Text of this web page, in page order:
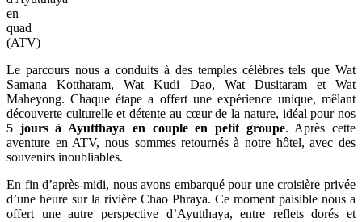
en
quad
(ATV)
Le parcours nous a conduits à des temples célèbres tels que Wat
Samana Kottharam, Wat Kudi Dao, Wat Dusitaram et Wat
Maheyong. Chaque étape a offert une expérience unique, mêlant
découverte culturelle et détente au cœur de la nature, idéal pour nos
5 jours à Ayutthaya en couple en petit groupe. Après cette
aventure en ATV, nous sommes retournés à notre hôtel, avec des
souvenirs inoubliables.
En fin d’après-midi, nous avons embarqué pour une croisière privée
d’une heure sur la rivière Chao Phraya. Ce moment paisible nous a
offert une autre perspective d’Ayutthaya, entre reflets dorés et